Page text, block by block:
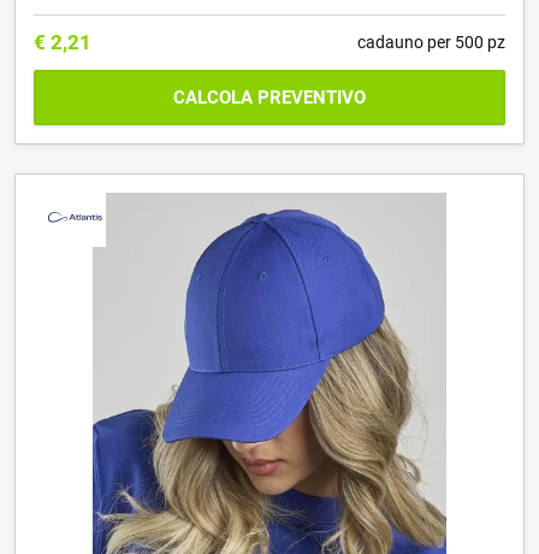
€ 2,21 cadauno per 500 pz
CALCOLA PREVENTIVO